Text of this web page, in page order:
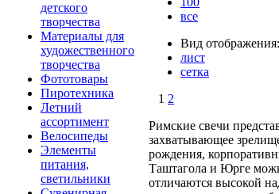
детского
творчества
Материалы для
художественного
творчества
Фототовары
Пиротехника
Летний
ассортимент
Велосипеды
Элементы
питания,
светильники
все
Вид отображения:
лист
сетка
1 2
Римские свечи
захватывающее
рождения,
Таштагола и Юрге
отличаются высокой